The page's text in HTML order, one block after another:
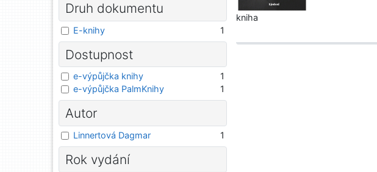
kniha
Druh dokumentu
E-knihy 1
Dostupnost
e-výpůjčka knihy
1
e-výpůjčka PalmKnihy
1
Autor
Linnertová Dagmar 1
Rok vydání